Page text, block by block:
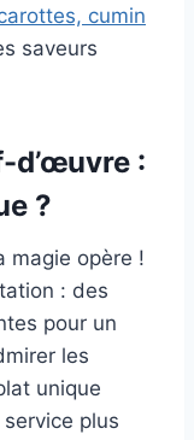
cumin
saveurs
d’œuvre :
?
magie opère !
: des
pour un
les
unique
plus